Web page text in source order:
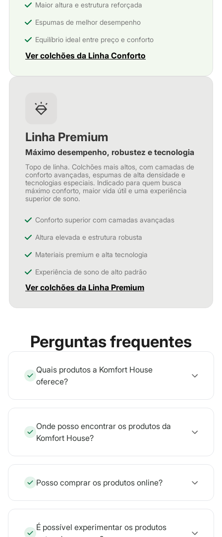
Maior altura e estrutura reforçada
Espumas de melhor desempenho
Equilíbrio ideal entre preço e conforto
Ver colchões da Linha Conforto
Linha Premium
Máximo desempenho, robustez e tecnologia
Topo de linha. Colchões mais altos, com camadas de
conforto avançadas, espumas de alta densidade e
tecnologias especiais. Indicado para quem busca
máximo conforto, maior vida útil e uma experiência
superior de sono.
Conforto superior com camadas avançadas
Altura elevada e estrutura robusta
Materiais premium e alta tecnologia
Experiência de sono de alto padrão
Ver colchões da Linha Premium
Perguntas frequentes
Quais produtos a Komfort House
oferece?
Onde posso encontrar os produtos da
Komfort House?
Posso comprar os produtos online?
É possível experimentar os produtos